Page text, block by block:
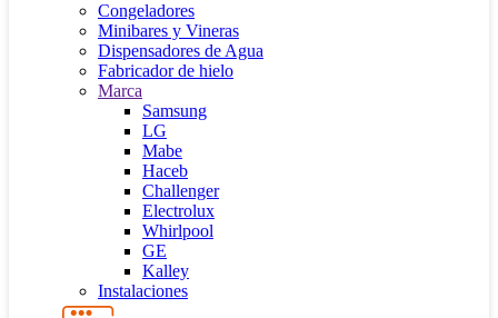
Congeladores
Minibares y Vineras
Dispensadores de Agua
Fabricador de hielo
Marca
Samsung
LG
Mabe
Haceb
Challenger
Electrolux
Whirlpool
GE
Kalley
Instalaciones